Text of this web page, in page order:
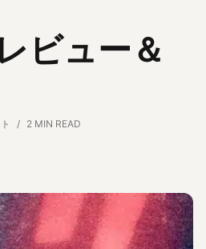
ビュー＆
2 MIN READ